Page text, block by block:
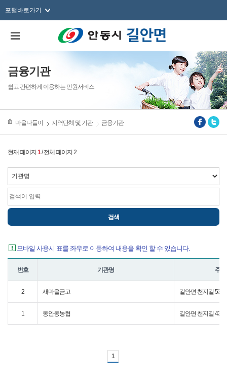
포털바로가기
금융기관
쉽고 간편하게 이용하는 민원서비스
마을나들이 지역단체 및 기관 금융기관
현재 페이지 1/ 전체 페이지 2
모바일 사용시 표를 좌우로 이동하여 내용을 확인 할 수 있습니다.
번호 기관명 주소
2 새마을금고 길안면 천지길 53
1 동안동농협 길안면 천지길 43
1